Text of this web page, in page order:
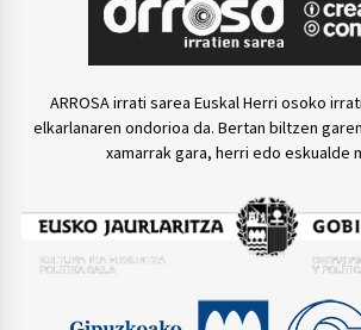
ARROSA irrati sarea Euskal Herri osoko
elkarlanaren ondorioa da. Bertan biltzen
xamarrak gara, herri edo eskualde